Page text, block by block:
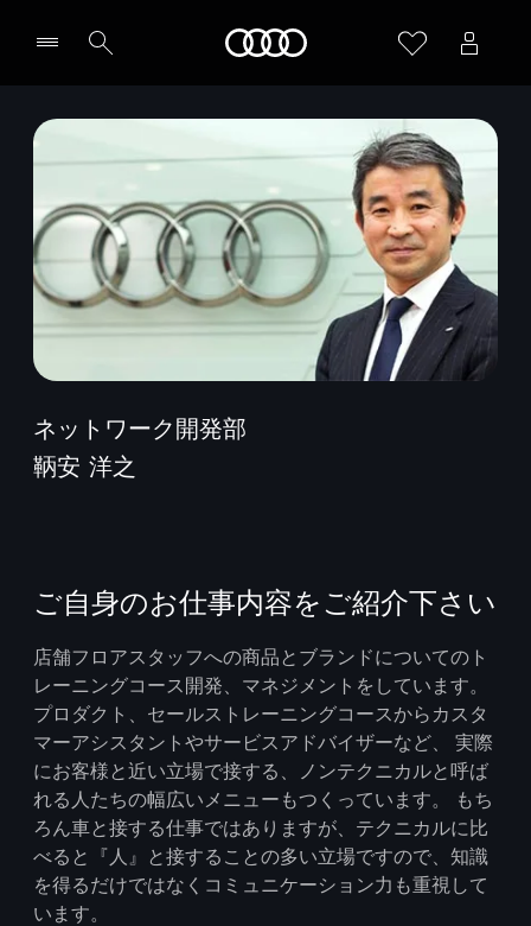
ネットワーク開発部
鞆安 洋之
ご自身のお仕事内容をご紹介下さい
店舗フロアスタッフへの商品とブランドについてのト
レーニングコース開発、マネジメントをしています。
プロダクト、セールストレーニングコースからカスタ
マーアシスタントやサービスアドバイザーなど、 実際
にお客様と近い立場で接する、ノンテクニカルと呼ば
れる人たちの幅広いメニューもつくっています。 もち
ろん車と接する仕事ではありますが、テクニカルに比
べると『人』と接することの多い立場ですので、知識
を得るだけではなくコミュニケーション力も重視して
います。